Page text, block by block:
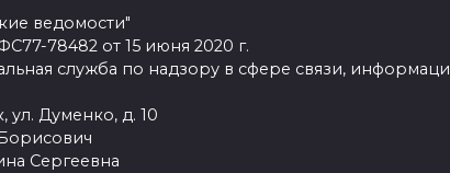
ведомости"
78482 от 15 июня 2020 г.
служба по надзору в сфере связи,
ул. Думенко, д. 10
Сергеевна